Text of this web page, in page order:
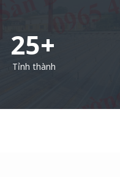
25+
Tỉnh thành